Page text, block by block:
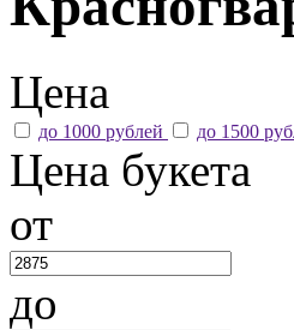
Цена
до 1000 рублей до 1500
Цена букета
от
до